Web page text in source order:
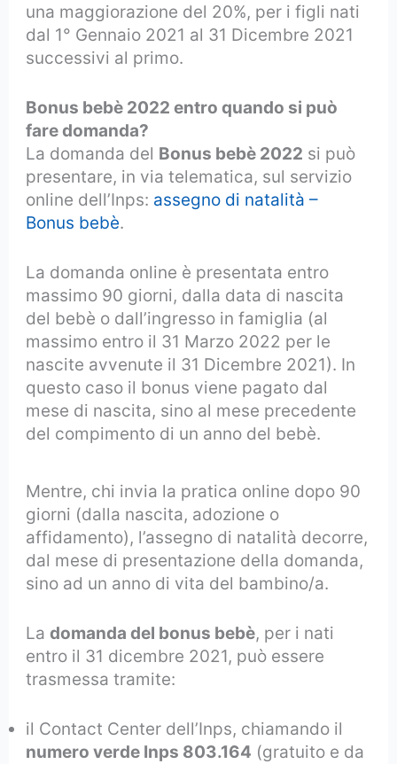
una maggiorazione del 20%, per i figli nati
dal 1° Gennaio 2021 al 31 Dicembre 2021
successivi al primo.
Bonus bebè 2022 entro quando si può
fare domanda?
La domanda del Bonus bebè 2022 si può
presentare, in via telematica, sul servizio
online dell’Inps: assegno di natalità –
Bonus bebè.
La domanda online è presentata entro
massimo 90 giorni, dalla data di nascita
del bebè o dall’ingresso in famiglia (al
massimo entro il 31 Marzo 2022 per le
nascite avvenute il 31 Dicembre 2021). In
questo caso il bonus viene pagato dal
mese di nascita, sino al mese precedente
del compimento di un anno del bebè.
Mentre, chi invia la pratica online dopo 90
giorni (dalla nascita, adozione o
affidamento), l’assegno di natalità decorre,
dal mese di presentazione della domanda,
sino ad un anno di vita del bambino/a.
Ladomanda del bonus bebè, per i nati
entro il 31 dicembre 2021, può essere
trasmessa tramite:
il Contact Center dell’Inps, chiamando il
numero verde Inps 803.164 (gratuito e da